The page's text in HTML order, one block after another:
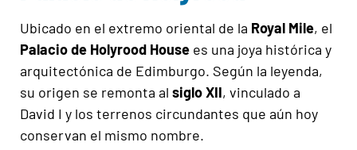
Ubicado en el extremo oriental de la Royal Mile, el
Palacio de Holyrood House es una joya histórica y
arquitectónica de Edimburgo. Según la leyenda,
su origen se remonta al siglo XII, vinculado a
David I y los terrenos circundantes que aún hoy
conservan el mismo nombre.